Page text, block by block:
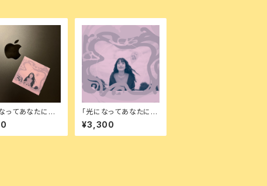
ってあなたに会
くステッカー
「光になってあなたに会
いにいく」（限定サイン入
り写真ポストカード付
き）
¥3,300